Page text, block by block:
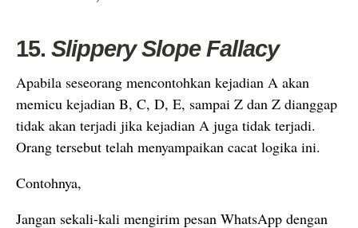
15. Slippery Slope Fallacy
Apabila seseorang mencontohkan kejadian A akan
memicu kejadian B, C, D, E, sampai Z dan Z dianggap
tidak akan terjadi jika kejadian A juga tidak terjadi.
Orang tersebut telah menyampaikan cacat logika ini.
Contohnya,
Jangan sekali-kali mengirim pesan WhatsApp dengan